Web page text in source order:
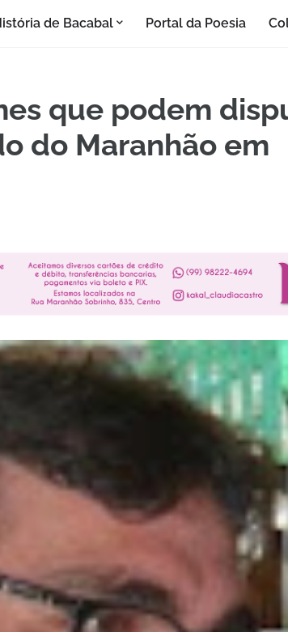
de Bacabal Portal da Poesia
que podem
do Maranhão em